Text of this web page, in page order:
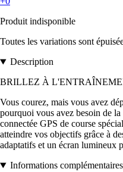
Produit indisponible
Toutes les variations sont
Description
BRILLEZ À
Vous courez, mais vous avez
pourquoi vous avez besoin de
connectée GPS de course
atteindre vos objectifs grâce à
adaptatifs et un écran lumineux
Informations complémentaires